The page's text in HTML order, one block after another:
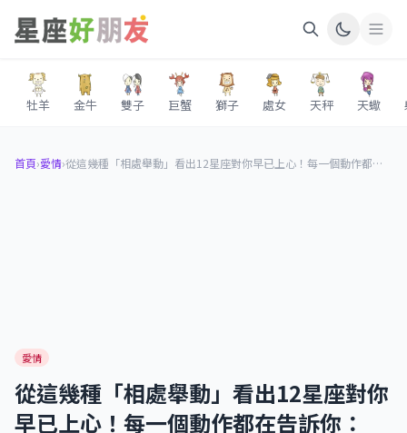
牡羊 金牛 雙子 巨蟹 獅子 處女 天秤 天蠍
首頁›愛情› 從這幾種「相處舉動」看出12星座對你早已上心！每一個動作都在告訴你：「他喜歡你」！
愛情
從這幾種「相處舉動」看出12星座對你
早已上心！每一個動作都在告訴你：